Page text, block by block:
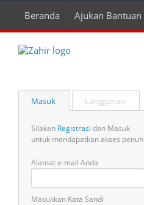
Beranda Ajukan Bantuan
Masuk Langganan
Silakan Registrasi dan Masuk
untuk mendapatkan akses penuh
Alamat e-mail Anda
Masukkan Kata Sandi